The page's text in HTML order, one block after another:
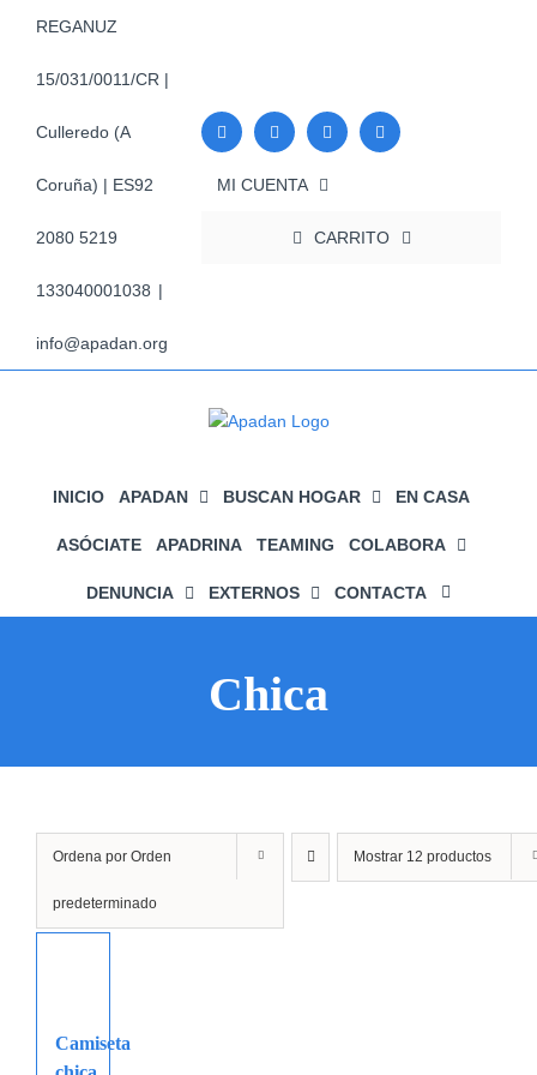
REGANUZ
15/031/0011/CR |
Culleredo (A
Coruña) | ES92
2080 5219
133040001038 |
info@apadan.org
MI CUENTA
CARRITO
INICIO APADAN BUSCAN HOGAR EN CASA
ASÓCIATE APADRINA TEAMING COLABORA
DENUNCIA EXTERNOS CONTACTA
Chica
Ordena por Orden
predeterminado
Mostrar 12 productos
Camiseta